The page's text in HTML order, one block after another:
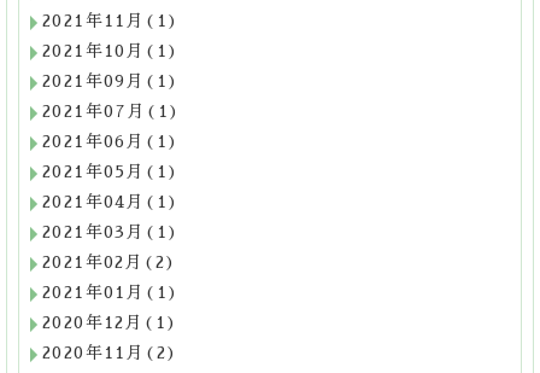
2021年11月(1)
2021年10月(1)
2021年09月(1)
2021年07月(1)
2021年06月(1)
2021年05月(1)
2021年04月(1)
2021年03月(1)
2021年02月(2)
2021年01月(1)
2020年12月(1)
2020年11月(2)